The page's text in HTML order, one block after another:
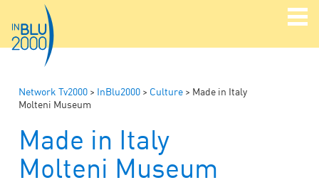
Network Tv2000 > InBlu2000 > Culture > Made in Italy
Molteni Museum
Made in Italy
Molteni Museum